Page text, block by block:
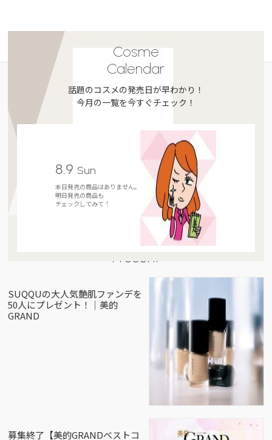
Cosme
Calendar
話題のコスメの発売日が早わかり！
今月の一覧を今すぐチェック！
8.9 Sun
本日発売の商品はありません。
明日発売の商品も
チェックしてみて！
Present
SUQQUの大人気艶肌ファンデを
50人にプレゼント！｜美的
GRAND
募集終了【美的GRANDベストコ